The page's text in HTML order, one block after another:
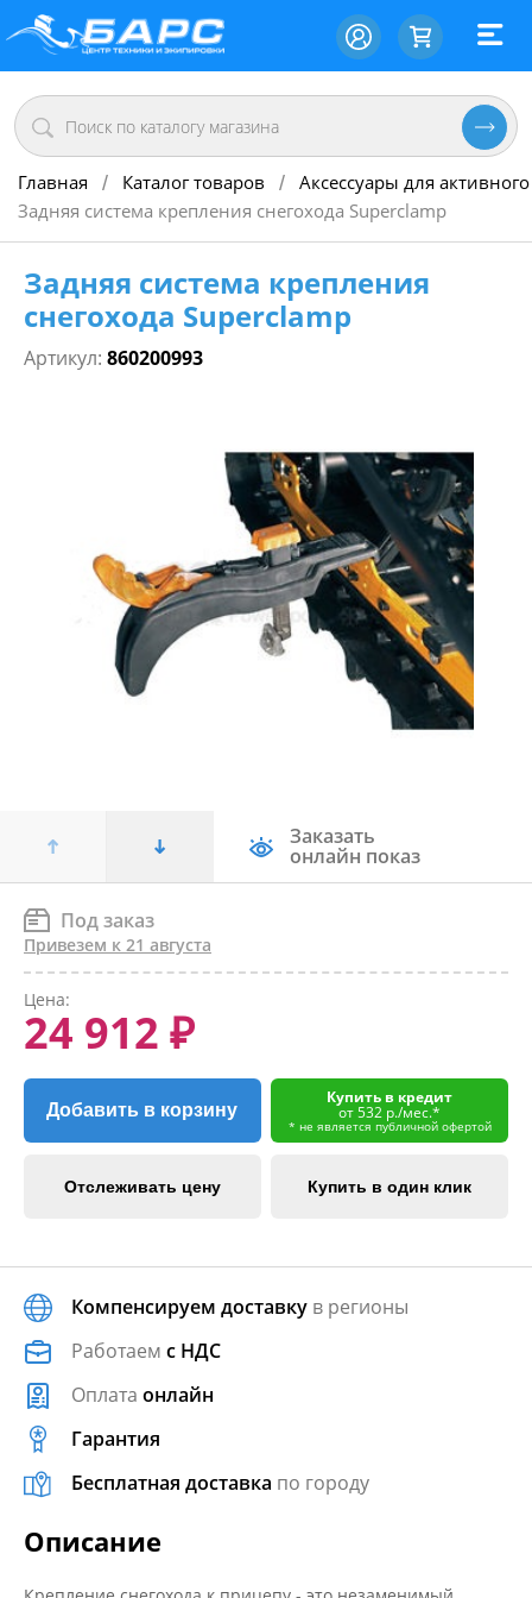
Главная / Каталог товаров / Аксессуары для
Задняя система крепления снегохода Superclamp
Задняя система крепления
снегохода Superclamp
Артикул: 860200993
Заказать
онлайн показ
Под заказ
Привезем к 21 августа
Цена:
24 912 ₽
Добавить в корзину
Купить в кредит
от 532 р./мес.*
* не является публичной офертой
Отслеживать цену Купить в один клик
Компенсируем доставку в регионы
Работаем с НДС
Оплата онлайн
Гарантия
Бесплатная доставка по городу
Описание